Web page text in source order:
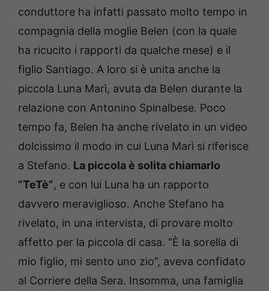
conduttore ha infatti passato molto tempo in
compagnia della moglie Belen (con la quale
ha ricucito i rapporti da qualche mese) e il
figlio Santiago. A loro si è unita anche la
piccola Luna Marì, avuta da Belen durante la
relazione con Antonino Spinalbese. Poco
tempo fa, Belen ha anche rivelato in un video
dolcissimo il modo in cui Luna Marì si riferisce
a Stefano. La piccola è solita chiamarlo
“TeTè”, e con lui Luna ha un rapporto
davvero meraviglioso. Anche Stefano ha
rivelato, in una intervista, di provare molto
affetto per la piccola di casa. “È la sorella di
mio figlio, mi sento uno zio”, aveva confidato
al Corriere della Sera. Insomma, una famiglia